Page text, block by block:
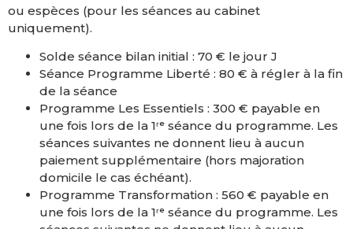
ou espèces (pour les séances au cabinet
uniquement).
Solde séance bilan initial : 70 € le jour J
Séance Programme Liberté : 80 € à régler à la fin
de la séance
Programme Les Essentiels : 300 € payable en
une fois lors de la 1ʳᵉ séance du programme. Les
séances suivantes ne donnent lieu à aucun
paiement supplémentaire (hors majoration
domicile le cas échéant).
Programme Transformation : 560 € payable en
une fois lors de la 1ʳᵉ séance du programme. Les